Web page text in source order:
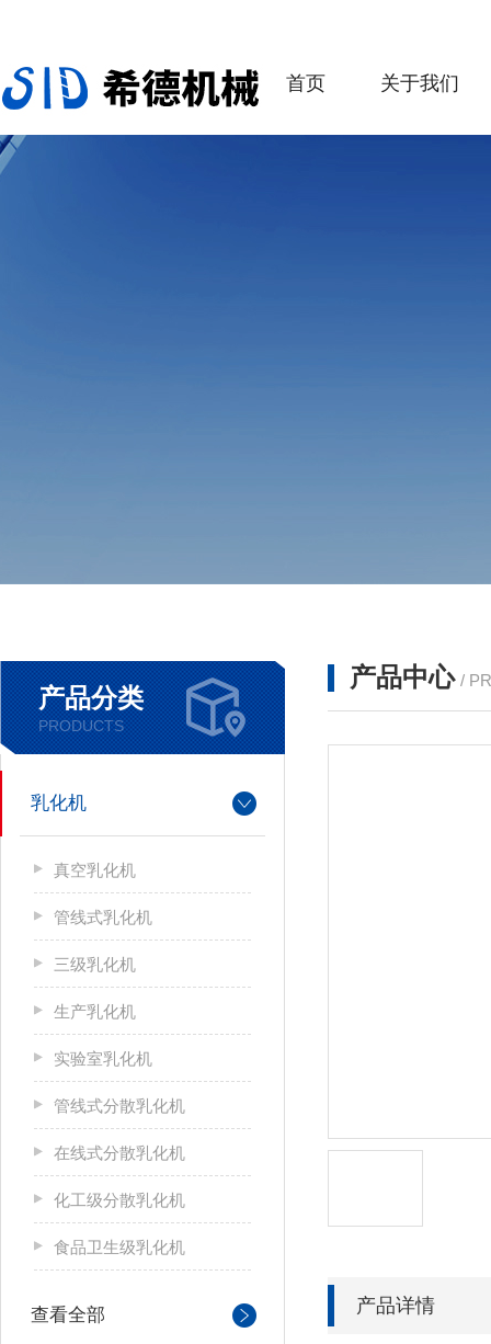
首页 关于我们
产品分类
PRODUCTS
乳化机
真空乳化机
管线式乳化机
三级乳化机
生产乳化机
实验室乳化机
管线式分散乳化机
在线式分散乳化机
化工级分散乳化机
食品卫生级乳化机
查看全部
产品中心 /
产品详情